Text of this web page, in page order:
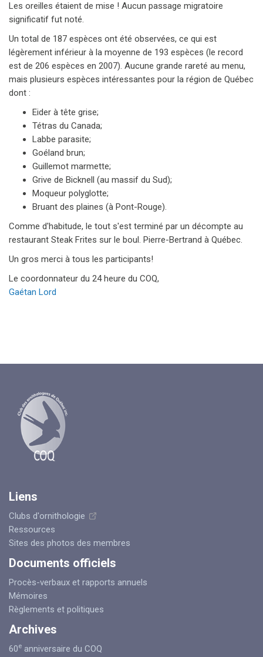
Les oreilles étaient de mise ! Aucun passage migratoire
significatif fut noté.
Un total de 187 espèces ont été observées, ce qui est
légèrement inférieur à la moyenne de 193 espèces (le record
est de 206 espèces en 2007). Aucune grande rareté au menu,
mais plusieurs espèces intéressantes pour la région de Québec
dont :
Eider à tête grise;
Tétras du Canada;
Labbe parasite;
Goéland brun;
Guillemot marmette;
Grive de Bicknell (au massif du Sud);
Moqueur polyglotte;
Bruant des plaines (à Pont-Rouge).
Comme d'habitude, le tout s'est terminé par un décompte au
restaurant Steak Frites sur le boul. Pierre-Bertrand à Québec.
Un gros merci à tous les participants!
Le coordonnateur du 24 heure du COQ,
Gaétan Lord
Liens
Clubs d'ornithologie
Ressources
Sites des photos des membres
Documents officiels
Procès-verbaux et rapports annuels
Mémoires
Règlements et politiques
Archives
60e anniversaire du COQ